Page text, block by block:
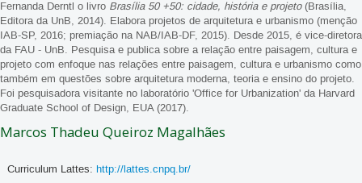
Fernanda Derntl o livro Brasília 50 +50: cidade, história e projeto(Brasília,
Editora da UnB, 2014). Elabora projetos de arquitetura e urbanismo (menção
IAB-SP, 2016; premiação na NAB/IAB-DF, 2015). Desde 2015, é vice-diretora
da FAU - UnB. Pesquisa e publica sobre a relação entre paisagem, cultura e
projeto com enfoque nas relações entre paisagem, cultura e urbanismo como
também em questões sobre arquitetura moderna, teoria e ensino do projeto.
Foi pesquisadora visitante no laboratório 'Office for Urbanization' da Harvard
Graduate School of Design, EUA (2017).
Marcos Thadeu Queiroz Magalhães
Curriculum Lattes: http://lattes.cnpq.br/